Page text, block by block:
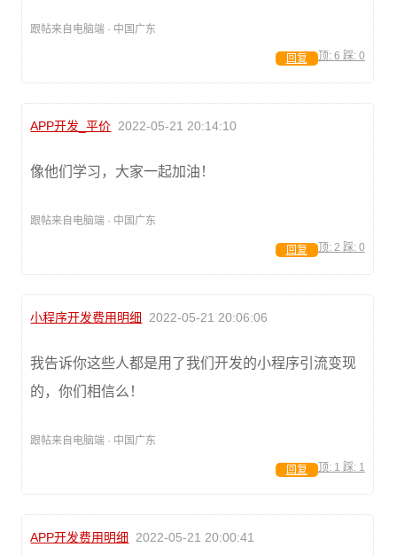
跟帖来自电脑端 · 中国广东
顶: 6 踩: 0
回复
APP开发_平价 2022-05-21 20:14:10
像他们学习，大家一起加油！
跟帖来自电脑端 · 中国广东
顶: 2 踩: 0
回复
小程序开发费用明细 2022-05-21 20:06:06
我告诉你这些人都是用了我们开发的小程序引流变现
的，你们相信么！
跟帖来自电脑端 · 中国广东
顶: 1 踩: 1
回复
APP开发费用明细 2022-05-21 20:00:41